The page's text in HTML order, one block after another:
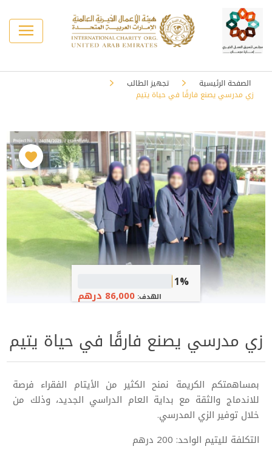
الصفحة الرئيسية
تجهيز الطالب
زي مدرسي يصنع فارقًا في حياة يتيم
1%
الهدف:86,000 درهم
زي مدرسي يصنع فارقًا في حياة يتيم
بمساهمتكم الكريمة نمنح الكثير من الأيتام الفقراء فرصة
للاندماج والثقة مع بداية العام الدراسي الجديد، وذلك من
خلال توفير الزي المدرسي.
التكلفة لليتيم الواحد: 200 درهم